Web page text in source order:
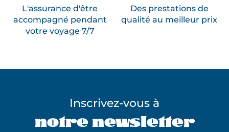
L'assurance d'être
accompagné pendant
votre voyage 7/7
Des prestations de
qualité au meilleur prix
Inscrivez-vous à
notre newsletter